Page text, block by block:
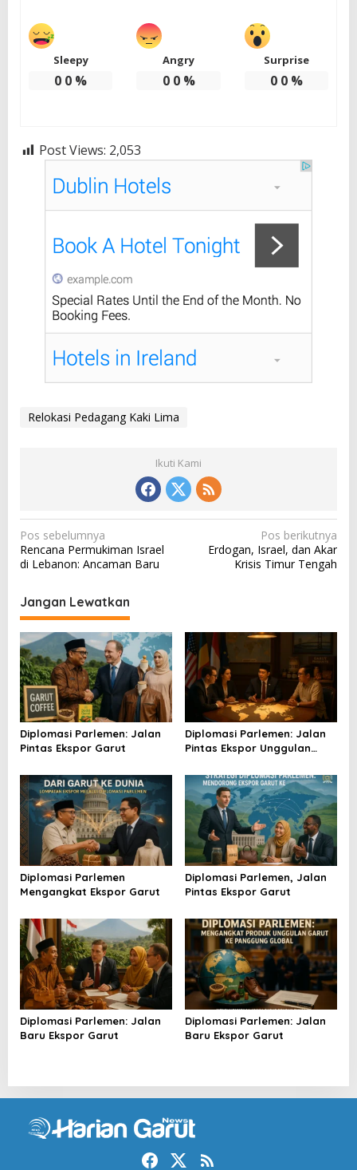
Sleepy
0 0 %
Angry
0 0%
Surprise
0 0%
Post Views: 2,053
Relokasi Pedagang Kaki Lima
Ikuti Kami
N
a
i
g
a
s
i
p
o
s
Pos sebelumnya
Rencana Permukiman Israel
di Lebanon: Ancaman Baru
Pos berikutnya
Erdogan, Israel, dan Akar
Krisis Timur Tengah
Jangan Lewatkan
Diplomasi Parlemen: Jalan
Pintas Ekspor Garut
Diplomasi Parlemen: Jalan
Pintas Ekspor Unggulan
Diplomasi Parlemen
Mengangkat Ekspor Garut
Diplomasi Parlemen, Jalan
Pintas Ekspor Garut
Diplomasi Parlemen: Jalan
Baru Ekspor Garut
Diplomasi Parlemen: Jalan
Baru Ekspor Garut